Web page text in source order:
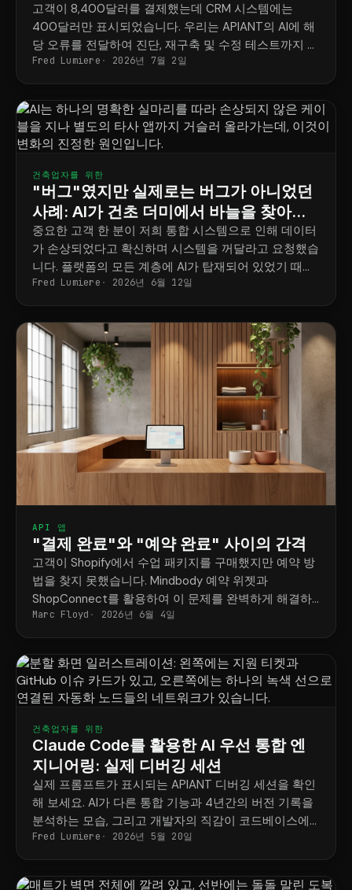
니다.
고객이 8,400달러를 결제했는데 CRM 시스템에는
400달러만 표시되었습니다. 우리는 APIANT의 AI에 해
당 오류를 전달하여 진단, 재구축 및 수정 테스트까지 전
과정을 진행하도록 했습니다.
Fred Lumiere 2026년 7월 2일
건축업자를 위한
"버그"였지만 실제로는 버그가 아니었던
사례: AI가 건초 더미에서 바늘을 찾아내
고 단 몇 분 만에 통합 작업을 완료한 방법
중요한 고객 한 분이 저희 통합 시스템으로 인해 데이터
가 손상되었다고 확신하며 시스템을 꺼달라고 요청했습
니다. 플랫폼의 모든 계층에 AI가 탑재되어 있었기 때문
에, 저희는 단 몇 분 만에 해당 기록의 전체 이력을 추적
하여 상위 타사 앱에서 변경 사항이 발생했음을 증거와
함께 입증할 수 있었습니다.
Fred Lumiere 2026년 6월 12일
API 앱
"결제 완료"와 "예약 완료" 사이의 간격
고객이 Shopify에서 수업 패키지를 구매했지만 예약 방
법을 찾지 못했습니다. Mindbody 예약 위젯과
ShopConnect를 활용하여 이 문제를 완벽하게 해결하
는 방법을 소개합니다.
Marc Floyd 2026년 6월 4일
건축업자를 위한
Claude Code를 활용한 AI 우선 통합 엔
지니어링: 실제 디버깅 세션
실제 프롬프트가 표시되는 APIANT 디버깅 세션을 확인
해 보세요. AI가 다른 통합 기능과 4년간의 버전 기록을
분석하는 모습, 그리고 개발자의 직감이 코드베이스에
기록되지 않았던 회귀 오류를 막는 모습을 지켜보세요.
Fred Lumiere 2026년 5월 20일